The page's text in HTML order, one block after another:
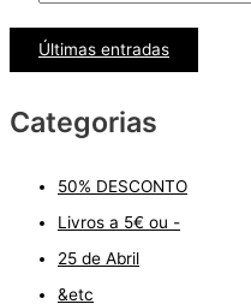
o
u
t
Últimas entradas
Categorias
50% DESCONTO
Livros a 5€ ou -
25 de Abril
&etc